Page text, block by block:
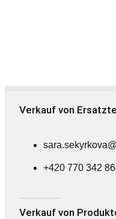
Verkauf von
+420 770 342
Verkauf von